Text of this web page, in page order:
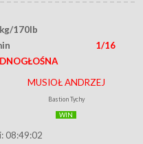
170lb
1/16
MUSIOŁ ANDRZEJ
Bastion Tychy
WIN
08:49:02